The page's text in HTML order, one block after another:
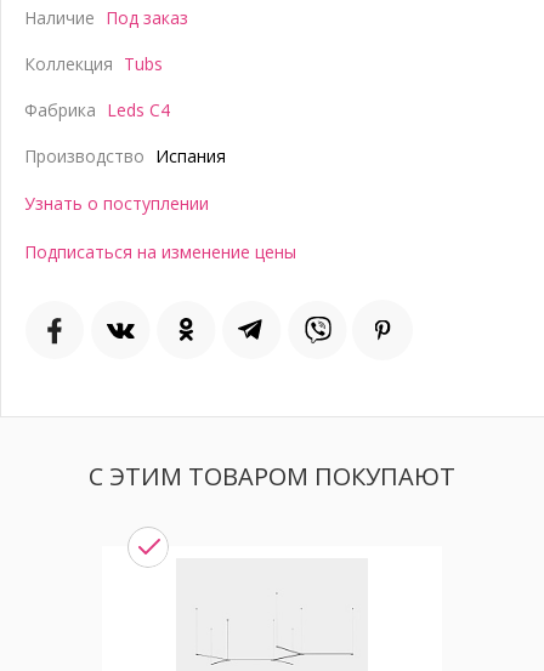
Наличие Под заказ
Коллекция Tubs
Фабрика Leds C4
Производство Испания
Узнать о поступлении
Подписаться на изменение цены
С ЭТИМ ТОВАРОМ ПОКУПАЮТ